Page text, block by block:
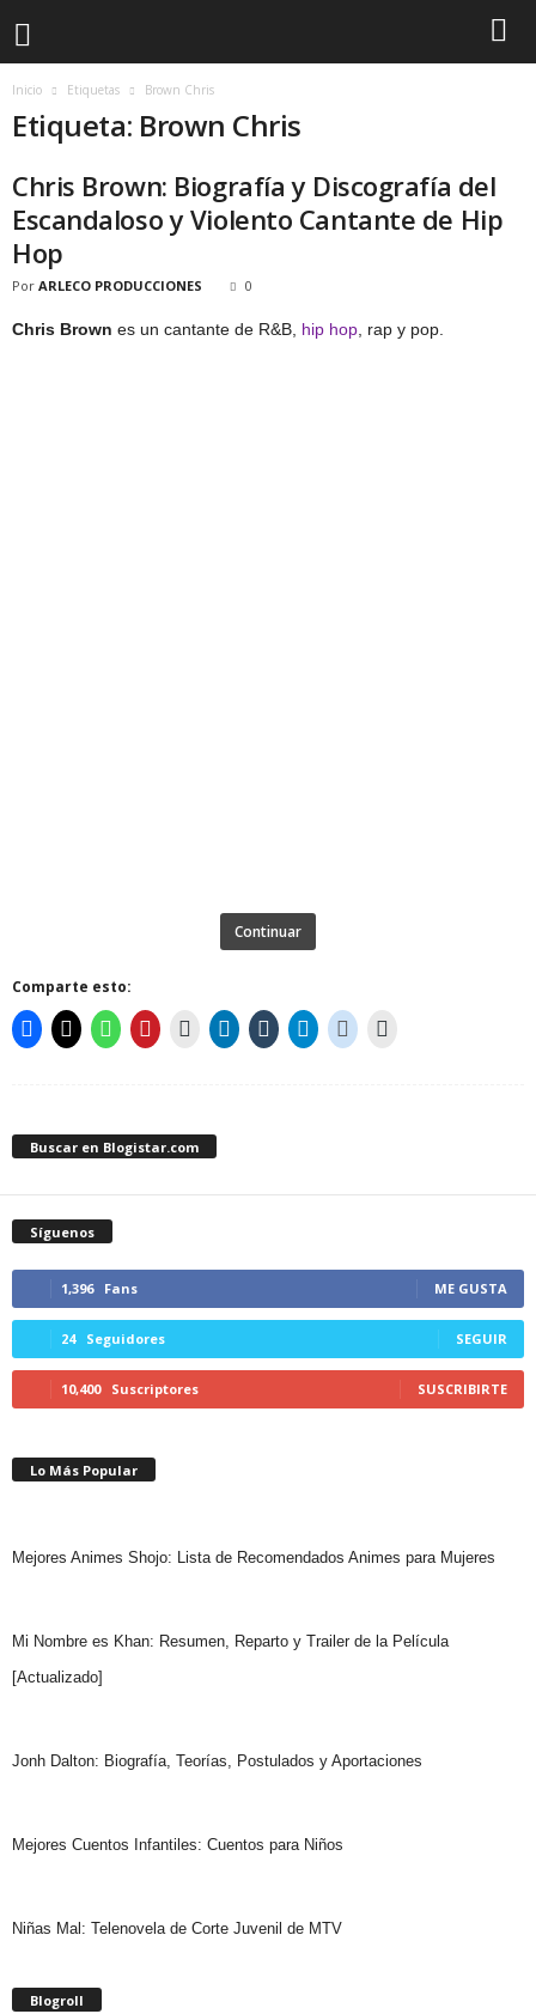
Inicio Etiquetas Brown Chris
Etiqueta: Brown Chris
Chris Brown: Biografía y Discografía del
Escandaloso y Violento Cantante de Hip
Hop
Por ARLECO PRODUCCIONES 0
Chris Brown es un cantante de R&B, hip hop , rap y pop.
Continuar
Comparte esto:
Buscar en Blogistar.com
Síguenos
1,396 Fans ME GUSTA
24 Seguidores SEGUIR
10,400 Suscriptores SUSCRIBIRTE
Lo Más Popular
Mejores Animes Shojo: Lista de Recomendados Animes para Mujeres
Mi Nombre es Khan: Resumen, Reparto y Trailer de la Película
[Actualizado]
Jonh Dalton: Biografía, Teorías, Postulados y Aportaciones
Mejores Cuentos Infantiles: Cuentos para Niños
Niñas Mal: Telenovela de Corte Juvenil de MTV
Blogroll